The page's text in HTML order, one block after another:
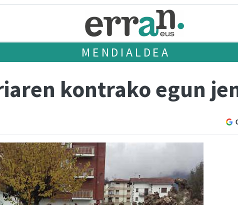
MENDIALDEA
kontrako egun